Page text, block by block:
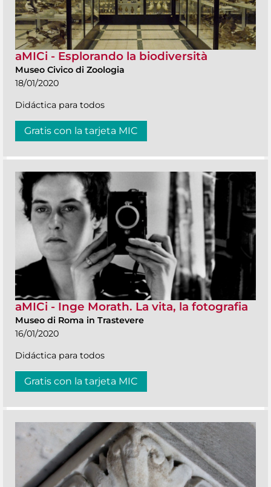
aMICi - Esplorando la biodiversità
Museo Civico di Zoologia
18/01/2020
Didáctica para todos
Gratis con la tarjeta MIC
aMICi - Inge Morath. La vita, la fotografia
Museo di Roma in Trastevere
16/01/2020
Didáctica para todos
Gratis con la tarjeta MIC